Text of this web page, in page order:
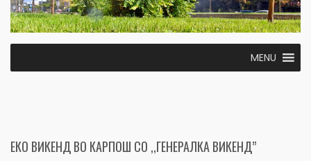
MENU
ЕКО ВИКЕНД ВО КАРПОШ СО ,,ГЕНЕРАЛКА ВИКЕНД”